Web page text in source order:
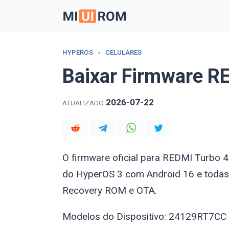
HYPEROS › CELULARES
Baixar Firmware
ATUALIZADO 2026-07-22
O firmware oficial para REDMI Turbo
do HyperOS 3 com Android 16 e
Recovery ROM e OTA.
Modelos do Dispositivo: